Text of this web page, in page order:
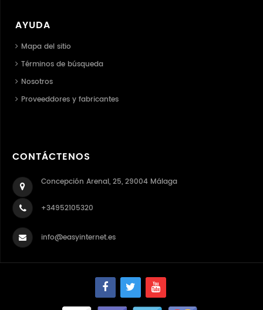
AYUDA
Mapa del sitio
Términos de búsqueda
Nosotros
Proveeddores y fabricantes
CONTÁCTENOS
Concepción Arenal, 25, 29004 Málaga
+34952105320
info@easyinternet.es